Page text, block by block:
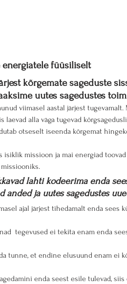
energiatele füüsiliselt
kõrgemate sageduste
uutes sagedustes
viimasel aastal järjest
laevad alla väga tugevad
otseselt iseenda kõrgemat
isiklik missioon ja mai energiad
lahti kodeerima enda
anded ja uutes sagedustes
ajal järjest tihedamalt enda sees
tegevused ei tekita enam enda
tunne, et endine elusuund enam ei
enda seest esile tulevad,